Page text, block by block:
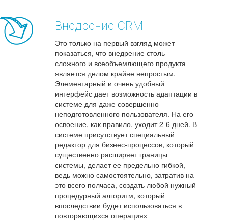
Внедрение CRM
Это только на первый взгляд может
показаться, что внедрение столь
сложного и всеобъемлющего продукта
является делом крайне непростым.
Элементарный и очень удобный
интерфейс дает возможность адаптации в
системе для даже совершенно
неподготовленного пользователя. На его
освоение, как правило, уходит 2-6 дней. В
системе присутствует специальный
редактор для бизнес-процессов, который
существенно расширяет границы
системы, делает ее предельно гибкой,
ведь можно самостоятельно, затратив на
это всего полчаса, создать любой нужный
процедурный алгоритм, который
впоследствии будет использоваться в
повторяющихся операциях